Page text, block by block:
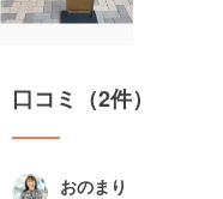
口コミ（2件）
おのまり